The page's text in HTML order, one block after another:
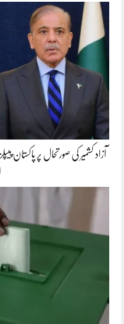
آزاد کشمیر کی صورتحال پر پاکستان